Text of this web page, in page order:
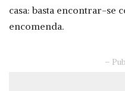
casa: basta encontrar-se
encomenda.
–